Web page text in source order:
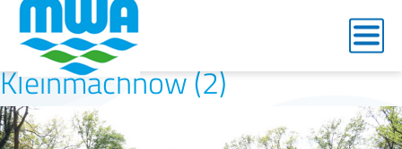
Honeyview_2023-05-
10_Spatenstich Wasserwerk
Kleinmachnow (2)